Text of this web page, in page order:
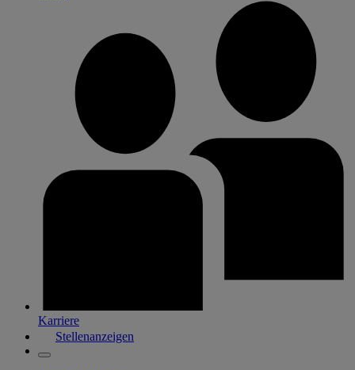
Karriere
Stellenanzeigen